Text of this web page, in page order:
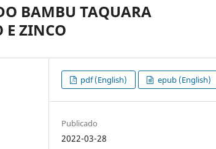
BAMBU TAQUARA
E ZINCO
pdf (English) epub (English)
Publicado
2022-03-28